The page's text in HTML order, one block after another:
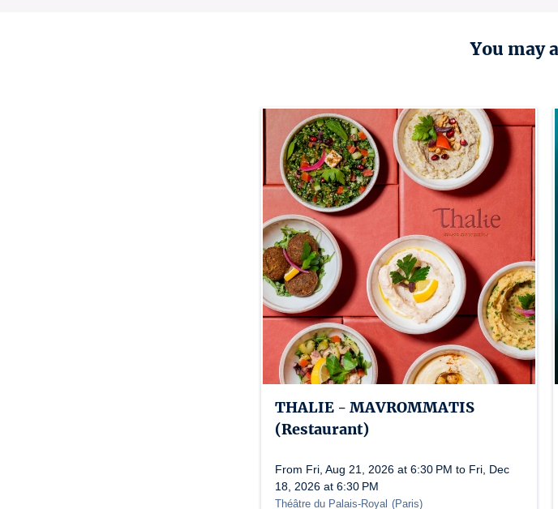
You may
THALIE - MAVROMMATIS
(Restaurant)
From Fri, Aug 21, 2026 at 6:30 PM to Fri, Dec
18, 2026 at 6:30 PM
Théâtre du Palais-Royal (Paris)